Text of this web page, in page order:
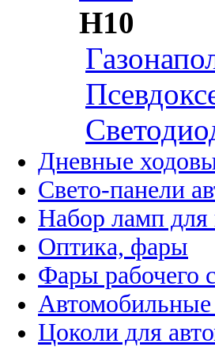
H10
Дневные
Свето-панели
Набор ламп для
Оптика, фары
Фары рабочего
Автомобильные
Цоколи для